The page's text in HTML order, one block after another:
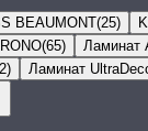
BEAUMONT(25)
(65) Ламинат
) Ламинат